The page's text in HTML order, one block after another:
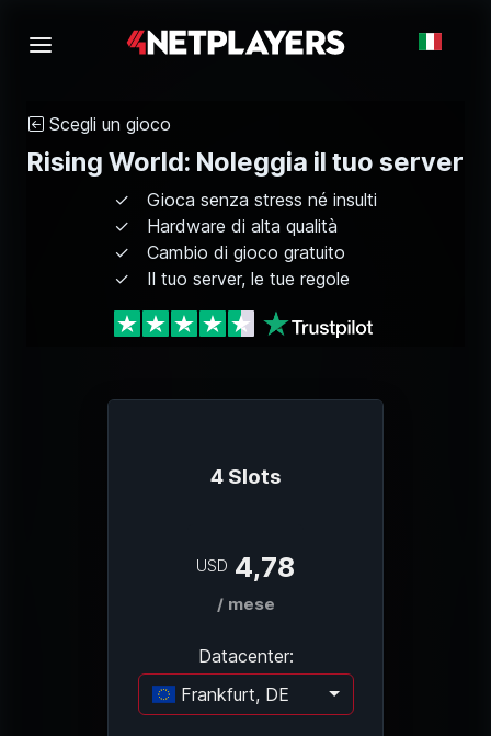
Scegli un gioco
Rising World: Noleggia il tuo server
Gioca senza stress né insulti
Hardware di alta qualità
Cambio di gioco gratuito
Il tuo server, le tue regole
4 Slots
USD 4,78
/ mese
Datacenter:
Frankfurt, DE
Caricamento..